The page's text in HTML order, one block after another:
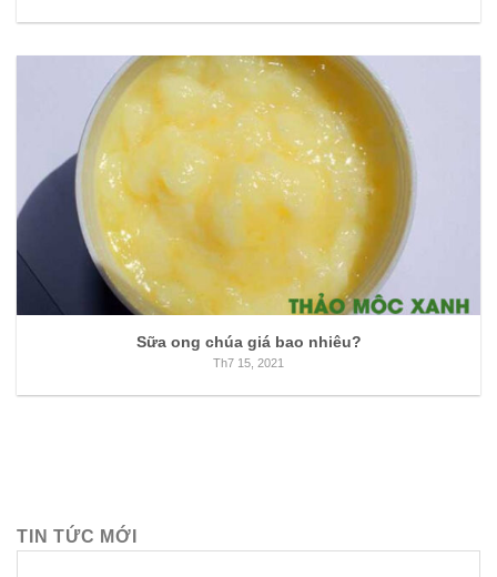
Sữa ong chúa giá bao nhiêu?
Th7 15, 2021
TIN TỨC MỚI